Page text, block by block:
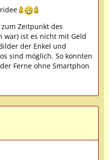
Zeitpunkt des
war) ist es nicht mit Geld
der Enkel und
sind möglich. So konnten
Ferne ohne Smartphon